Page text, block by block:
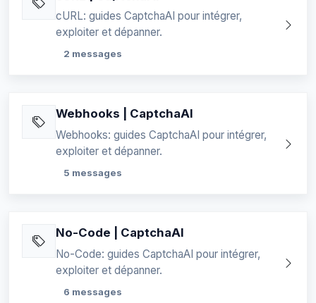
cURL: guides CaptchaAI pour intégrer,
exploiter et dépanner.
2 messages
Webhooks | CaptchaAI
Webhooks: guides CaptchaAI pour intégrer,
exploiter et dépanner.
5 messages
No-Code | CaptchaAI
No-Code: guides CaptchaAI pour intégrer,
exploiter et dépanner.
6 messages